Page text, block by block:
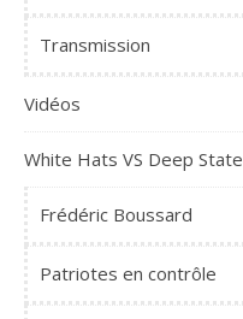
Transmission
Vidéos
White Hats VS Deep State
Frédéric Boussard
Patriotes en contrôle